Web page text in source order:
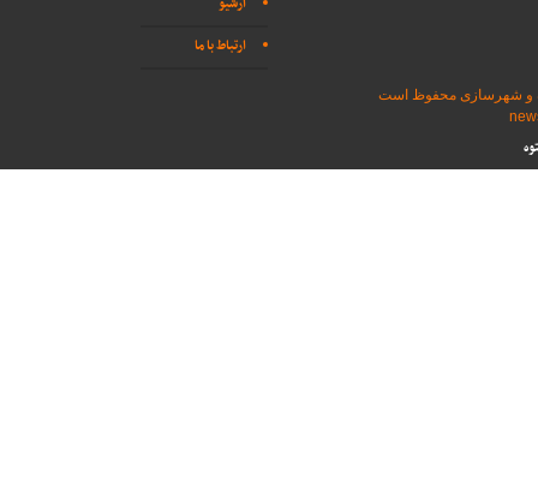
ارتباط با ما
و شهرسازی محفوظ است